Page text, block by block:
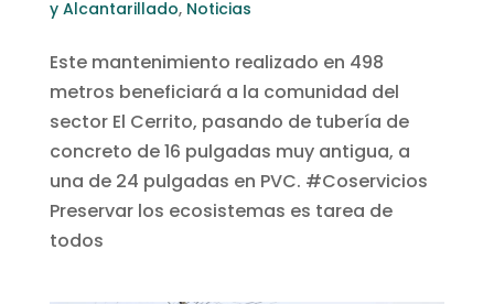
y Alcantarillado, Noticias
Este mantenimiento realizado en 498
metros beneficiará a la comunidad del
sector El Cerrito, pasando de tubería de
concreto de 16 pulgadas muy antigua, a
una de 24 pulgadas en PVC. #Coservicios
Preservar los ecosistemas es tarea de
todos